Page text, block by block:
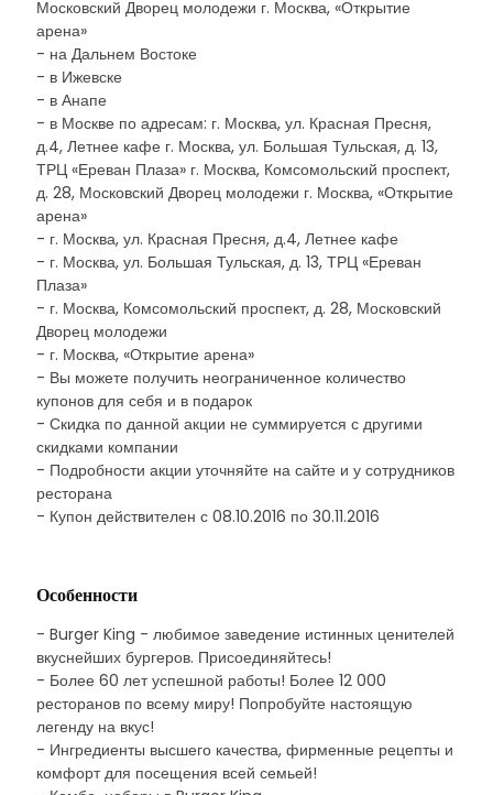
Московский Дворец молодежи г. Москва, «Открытие
арена»
- на Дальнем Востоке
- в Ижевске
- в Анапе
- в Москве по адресам: г. Москва, ул. Красная Пресня,
д.4, Летнее кафе г. Москва, ул. Большая Тульская, д. 13,
ТРЦ «Ереван Плаза» г. Москва, Комсомольский проспект,
д. 28, Московский Дворец молодежи г. Москва, «Открытие
арена»
- г. Москва, ул. Красная Пресня, д.4, Летнее кафе
- г. Москва, ул. Большая Тульская, д. 13, ТРЦ «Ереван
Плаза»
- г. Москва, Комсомольский проспект, д. 28, Московский
Дворец молодежи
- г. Москва, «Открытие арена»
- Вы можете получить неограниченное количество
купонов для себя и в подарок
- Скидка по данной акции не суммируется с другими
скидками компании
- Подробности акции уточняйте на сайте и у сотрудников
ресторана
- Купон действителен с 08.10.2016 по 30.11.2016
Особенности
- Burger King - любимое заведение истинных ценителей
вкуснейших бургеров. Присоединяйтесь!
- Более 60 лет успешной работы! Более 12 000
ресторанов по всему миру! Попробуйте настоящую
легенду на вкус!
- Ингредиенты высшего качества, фирменные рецепты и
комфорт для посещения всей семьей!